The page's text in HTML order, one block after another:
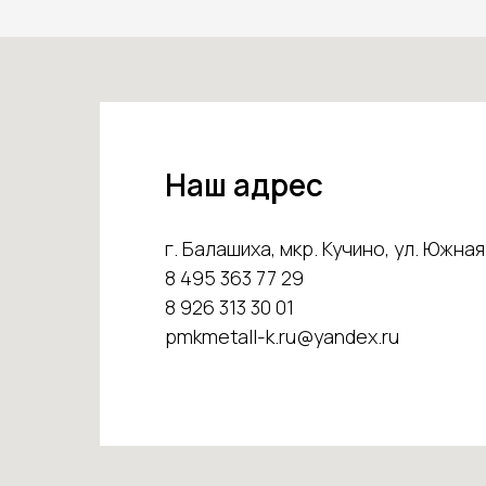
Наш адрес
г. Балашиха, мкр. Кучино, ул. Южная
8 495 363 77 29
8 926 313 30 01
pmkmetall-k.ru@yandex.ru